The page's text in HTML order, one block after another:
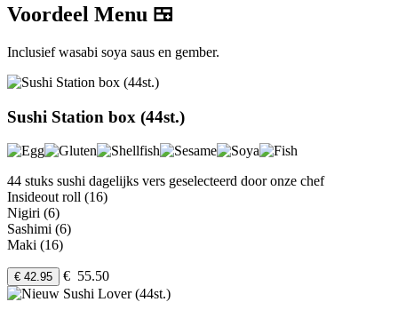
Voordeel Menu 🍱
Inclusief wasabi soya saus en gember.
Sushi Station box (44st.)
44 stuks sushi dagelijks vers geselecteerd door onze chef
Insideout roll (16)
Nigiri (6)
Sashimi (6)
Maki (16)
€ 42.95 € 55.50